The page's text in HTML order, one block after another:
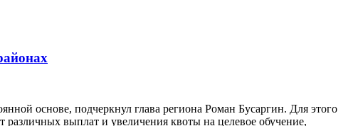
основе, подчеркнул глава региона Роман Бусаргин. Для этого
выплат и увеличения квоты на целевое обучение,